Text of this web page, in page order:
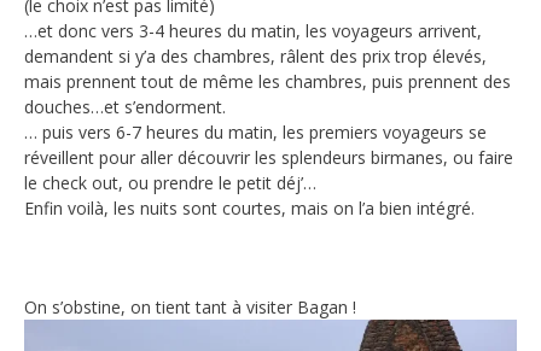
(le choix n’est pas limité)
…et donc vers 3-4 heures du matin, les voyageurs arrivent,
demandent si y’a des chambres, râlent des prix trop élevés,
mais prennent tout de même les chambres, puis prennent des
douches…et s’endorment.
… puis vers 6-7 heures du matin, les premiers voyageurs se
réveillent pour aller découvrir les splendeurs birmanes, ou faire
le check out, ou prendre le petit déj’…
Enfin voilà, les nuits sont courtes, mais on l’a bien intégré.
On s’obstine, on tient tant à visiter Bagan !